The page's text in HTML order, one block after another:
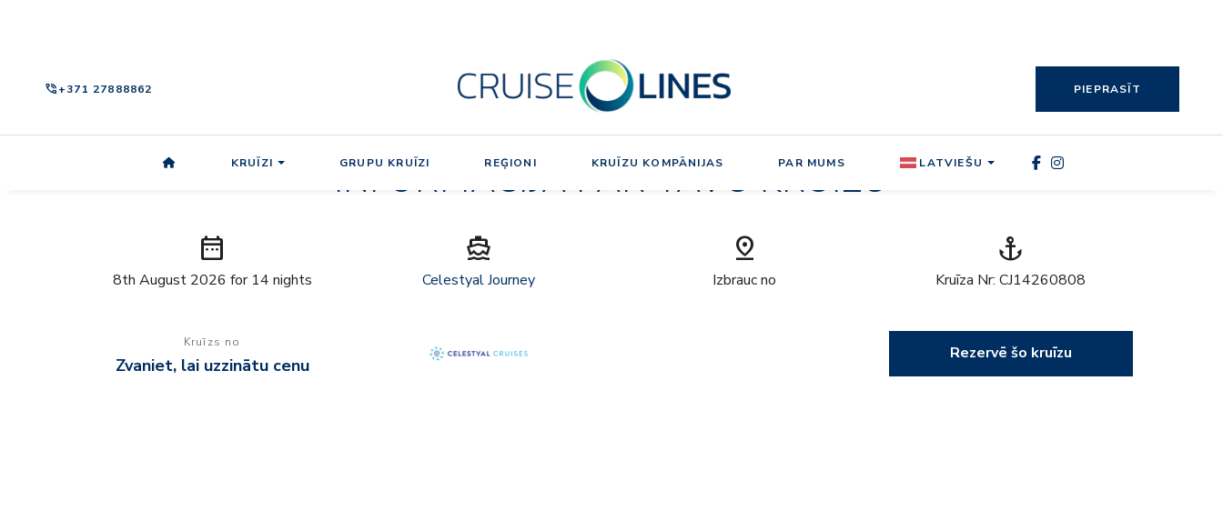
INFORMĀCIJA PAR TAVU KRUĪZU
date_range
8th August 2026 for 14 nights
directions_boat
Celestyal Journey
pin_drop
Izbrauc no
anchor
Kruīza Nr: CJ14260808
Kruīzs no
Zvaniet, lai uzzinātu cenu
Rezervē šo kruīzu